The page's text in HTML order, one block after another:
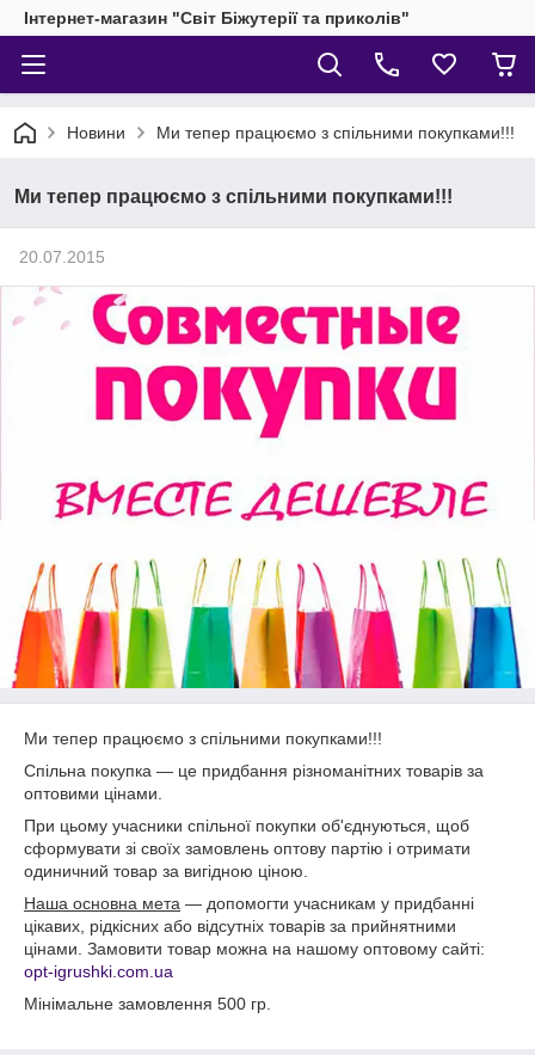
Інтернет-магазин "Світ Біжутерії та приколів"
Новини Ми тепер працюємо з спільними покупками!!!
Ми тепер працюємо з спільними покупками!!!
20.07.2015
Ми тепер працюємо з спільними покупками!!!
Спільна покупка ― це придбання різноманітних товарів за
оптовими цінами.
При цьому учасники спільної покупки об'єднуються, щоб
сформувати зі своїх замовлень оптову партію і отримати
одиничний товар за вигідною ціною.
Наша основна мета ― допомогти учасникам у придбанні
цікавих, рідкісних або відсутніх товарів за прийнятними
цінами. Замовити товар можна на нашому оптовому сайті:
opt-igrushki.com.ua
Мінімальне замовлення 500 гр.